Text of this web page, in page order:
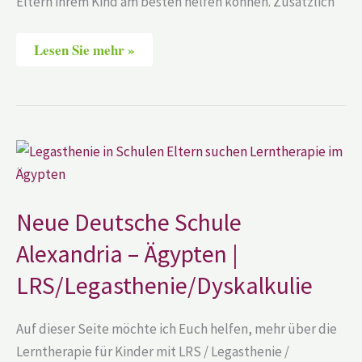
Lesen Sie mehr »
Neue Deutsche Schule
Alexandria – Ägypten |
LRS/Legasthenie/Dyskalkulie
Auf dieser Seite möchte ich Euch helfen, mehr über die
Lerntherapie für Kinder mit LRS / Legasthenie /
Neue
Deutsche
Schule
Alexandria
Ägypten
|
LRS/Legasthenie/Dyskalkulie